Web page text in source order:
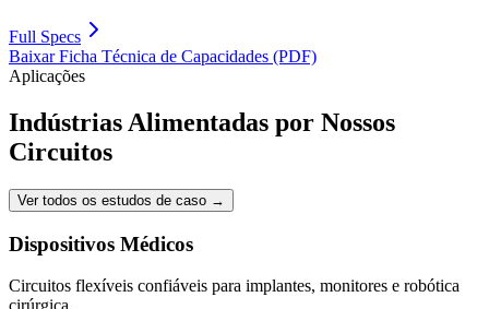
Full Specs
Baixar Ficha Técnica de Capacidades (PDF)
Aplicações
Indústrias Alimentadas por Nossos
Circuitos
Ver todos os estudos de caso →
Dispositivos Médicos
Circuitos flexíveis confiáveis para implantes, monitores e robótica